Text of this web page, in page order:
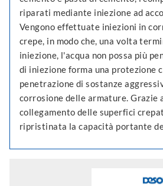
riparati mediante iniezione ad
Vengono effettuate iniezioni in
crepe, in modo che, una volta
iniezione, l'acqua non possa più
di iniezione forma una protezione
penetrazione di sostanze
corrosione delle armature. Grazie
collegamento delle superfici
ripristinata la capacità portante